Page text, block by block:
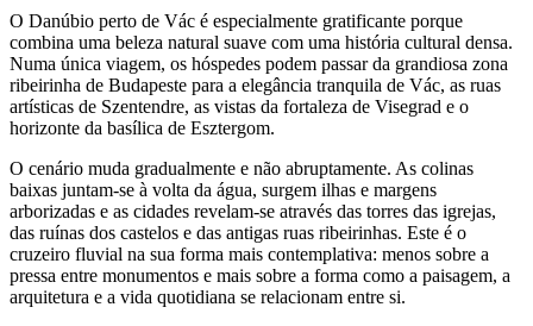
O Danúbio perto de Vác é especialmente gratificante porque
combina uma beleza natural suave com uma história cultural densa.
Numa única viagem, os hóspedes podem passar da grandiosa zona
ribeirinha de Budapeste para a elegância tranquila de Vác, as ruas
artísticas de Szentendre, as vistas da fortaleza de Visegrad e o
horizonte da basílica de Esztergom.
O cenário muda gradualmente e não abruptamente. As colinas
baixas juntam-se à volta da água, surgem ilhas e margens
arborizadas e as cidades revelam-se através das torres das igrejas,
das ruínas dos castelos e das antigas ruas ribeirinhas. Este é o
cruzeiro fluvial na sua forma mais contemplativa: menos sobre a
pressa entre monumentos e mais sobre a forma como a paisagem, a
arquitetura e a vida quotidiana se relacionam entre si.